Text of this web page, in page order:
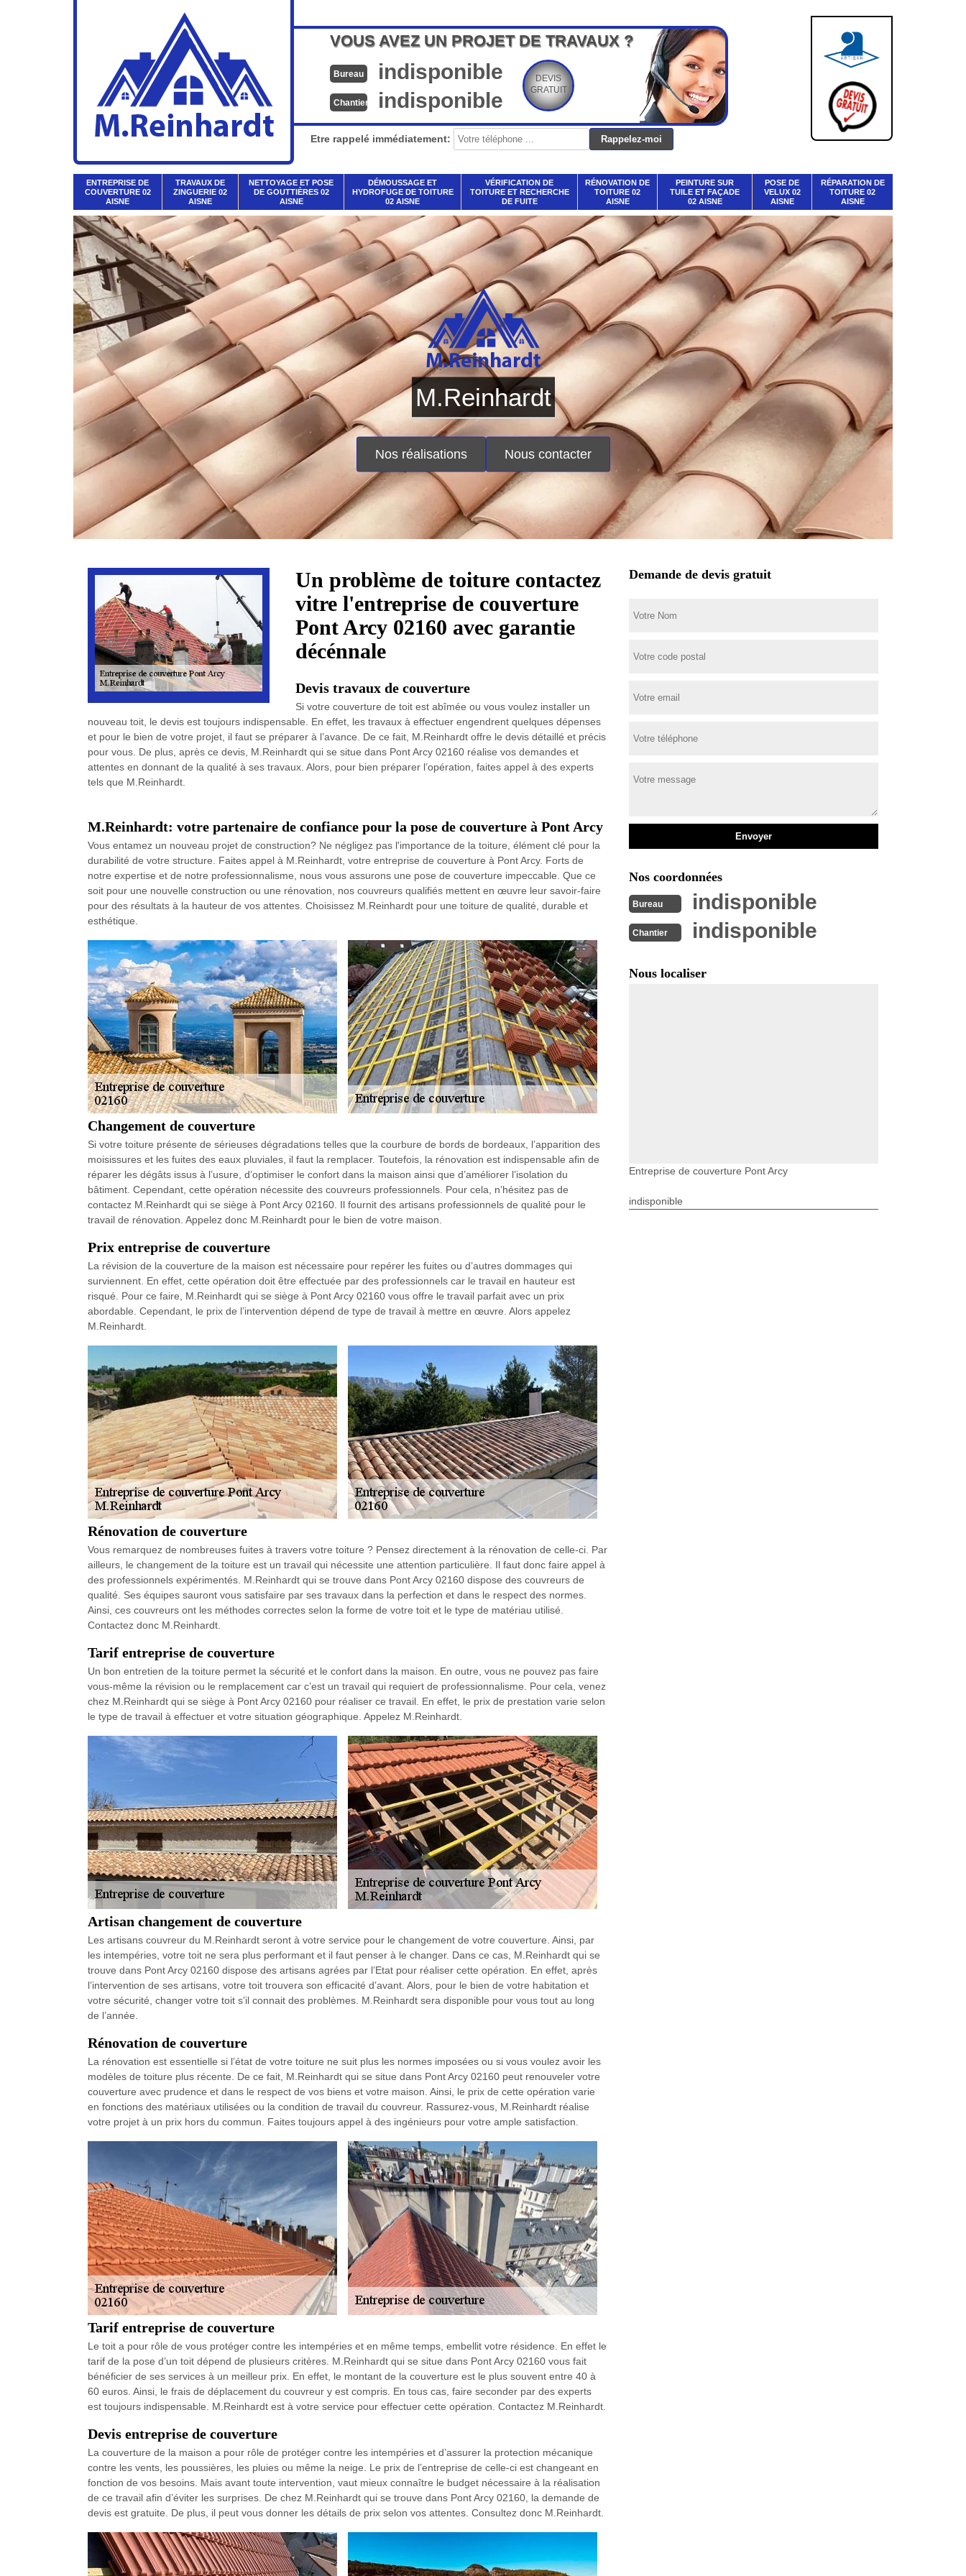
VOUS AVEZ UN PROJET DE TRAVAUX ?
Bureau indisponible
Chantier indisponible
DEVIS
GRATUIT
Etre rappelé immédiatement:
ENTREPRISE DE
COUVERTURE 02
AISNE
TRAVAUX DE
ZINGUERIE 02
AISNE
NETTOYAGE ET POSE
DE GOUTTIÈRES 02
AISNE
DÉMOUSSAGE ET
HYDROFUGE DE TOITURE
02 AISNE
VÉRIFICATION DE
TOITURE ET RECHERCHE
DE FUITE
RÉNOVATION DE
TOITURE 02
AISNE
PEINTURE SUR
TUILE ET FAÇADE
02 AISNE
POSE DE
VELUX 02
AISNE
RÉPARATION DE
TOITURE 02
AISNE
M.Reinhardt
Nos réalisations Nous contacter
Un problème de toiture contactez
vitre l'entreprise de couverture
Pont Arcy 02160 avec garantie
décénnale
Devis travaux de couverture
Si votre couverture de toit est abîmée ou vous voulez installer un
nouveau toit, le devis est toujours indispensable. En effet, les travaux à effectuer engendrent quelques dépenses
et pour le bien de votre projet, il faut se préparer à l’avance. De ce fait, M.Reinhardt offre le devis détaillé et précis
pour vous. De plus, après ce devis, M.Reinhardt qui se situe dans Pont Arcy 02160 réalise vos demandes et
attentes en donnant de la qualité à ses travaux. Alors, pour bien préparer l’opération, faites appel à des experts
tels que M.Reinhardt.
M.Reinhardt: votre partenaire de confiance pour la pose de couverture à Pont Arcy
Vous entamez un nouveau projet de construction? Ne négligez pas l'importance de la toiture, élément clé pour la
durabilité de votre structure. Faites appel à M.Reinhardt, votre entreprise de couverture à Pont Arcy. Forts de
notre expertise et de notre professionnalisme, nous vous assurons une pose de couverture impeccable. Que ce
soit pour une nouvelle construction ou une rénovation, nos couvreurs qualifiés mettent en œuvre leur savoir-faire
pour des résultats à la hauteur de vos attentes. Choisissez M.Reinhardt pour une toiture de qualité, durable et
esthétique.
Changement de couverture
Si votre toiture présente de sérieuses dégradations telles que la courbure de bords de bordeaux, l’apparition des
moisissures et les fuites des eaux pluviales, il faut la remplacer. Toutefois, la rénovation est indispensable afin de
réparer les dégâts issus à l’usure, d’optimiser le confort dans la maison ainsi que d’améliorer l’isolation du
bâtiment. Cependant, cette opération nécessite des couvreurs professionnels. Pour cela, n’hésitez pas de
contactez M.Reinhardt qui se siège à Pont Arcy 02160. Il fournit des artisans professionnels de qualité pour le
travail de rénovation. Appelez donc M.Reinhardt pour le bien de votre maison.
Prix entreprise de couverture
La révision de la couverture de la maison est nécessaire pour repérer les fuites ou d’autres dommages qui
surviennent. En effet, cette opération doit être effectuée par des professionnels car le travail en hauteur est
risqué. Pour ce faire, M.Reinhardt qui se siège à Pont Arcy 02160 vous offre le travail parfait avec un prix
abordable. Cependant, le prix de l’intervention dépend de type de travail à mettre en œuvre. Alors appelez
M.Reinhardt.
Rénovation de couverture
Vous remarquez de nombreuses fuites à travers votre toiture ? Pensez directement à la rénovation de celle-ci. Par
ailleurs, le changement de la toiture est un travail qui nécessite une attention particulière. Il faut donc faire appel à
des professionnels expérimentés. M.Reinhardt qui se trouve dans Pont Arcy 02160 dispose des couvreurs de
qualité. Ses équipes sauront vous satisfaire par ses travaux dans la perfection et dans le respect des normes.
Ainsi, ces couvreurs ont les méthodes correctes selon la forme de votre toit et le type de matériau utilisé.
Contactez donc M.Reinhardt.
Tarif entreprise de couverture
Un bon entretien de la toiture permet la sécurité et le confort dans la maison. En outre, vous ne pouvez pas faire
vous-même la révision ou le remplacement car c’est un travail qui requiert de professionnalisme. Pour cela, venez
chez M.Reinhardt qui se siège à Pont Arcy 02160 pour réaliser ce travail. En effet, le prix de prestation varie selon
le type de travail à effectuer et votre situation géographique. Appelez M.Reinhardt.
Artisan changement de couverture
Les artisans couvreur du M.Reinhardt seront à votre service pour le changement de votre couverture. Ainsi, par
les intempéries, votre toit ne sera plus performant et il faut penser à le changer. Dans ce cas, M.Reinhardt qui se
trouve dans Pont Arcy 02160 dispose des artisans agrées par l’Etat pour réaliser cette opération. En effet, après
l’intervention de ses artisans, votre toit trouvera son efficacité d’avant. Alors, pour le bien de votre habitation et
votre sécurité, changer votre toit s’il connait des problèmes. M.Reinhardt sera disponible pour vous tout au long
de l’année.
Rénovation de couverture
La rénovation est essentielle si l’état de votre toiture ne suit plus les normes imposées ou si vous voulez avoir les
modèles de toiture plus récente. De ce fait, M.Reinhardt qui se situe dans Pont Arcy 02160 peut renouveler votre
couverture avec prudence et dans le respect de vos biens et votre maison. Ainsi, le prix de cette opération varie
en fonctions des matériaux utilisées ou la condition de travail du couvreur. Rassurez-vous, M.Reinhardt réalise
votre projet à un prix hors du commun. Faites toujours appel à des ingénieurs pour votre ample satisfaction.
Tarif entreprise de couverture
Le toit a pour rôle de vous protéger contre les intempéries et en même temps, embellit votre résidence. En effet le
tarif de la pose d’un toit dépend de plusieurs critères. M.Reinhardt qui se situe dans Pont Arcy 02160 vous fait
bénéficier de ses services à un meilleur prix. En effet, le montant de la couverture est le plus souvent entre 40 à
60 euros. Ainsi, le frais de déplacement du couvreur y est compris. En tous cas, faire seconder par des experts
est toujours indispensable. M.Reinhardt est à votre service pour effectuer cette opération. Contactez M.Reinhardt.
Devis entreprise de couverture
La couverture de la maison a pour rôle de protéger contre les intempéries et d’assurer la protection mécanique
contre les vents, les poussières, les pluies ou même la neige. Le prix de l’entreprise de celle-ci est changeant en
fonction de vos besoins. Mais avant toute intervention, vaut mieux connaître le budget nécessaire à la réalisation
de ce travail afin d’éviter les surprises. De chez M.Reinhardt qui se trouve dans Pont Arcy 02160, la demande de
devis est gratuite. De plus, il peut vous donner les détails de prix selon vos attentes. Consultez donc M.Reinhardt.
Demande de devis gratuit
Nos coordonnées
Bureau indisponible
Chantier indisponible
Nous localiser
Entreprise de couverture Pont Arcy
indisponible